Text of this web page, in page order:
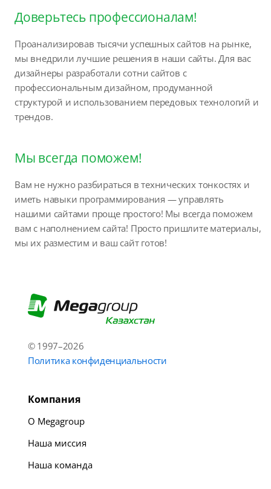
Доверьтесь профессионалам!
Проанализировав тысячи успешных сайтов на рынке,
мы внедрили лучшие решения в наши сайты. Для вас
дизайнеры разработали сотни сайтов с
профессиональным дизайном, продуманной
структурой и использованием передовых технологий и
трендов.
Мы всегда поможем!
Вам не нужно разбираться в технических тонкостях и
иметь навыки программирования — управлять
нашими сайтами проще простого! Мы всегда поможем
вам с наполнением сайта! Просто пришлите материалы,
мы их разместим и ваш сайт готов!
© 1997–2026
Политика конфиденциальности
Компания
О Megagroup
Наша миссия
Наша команда